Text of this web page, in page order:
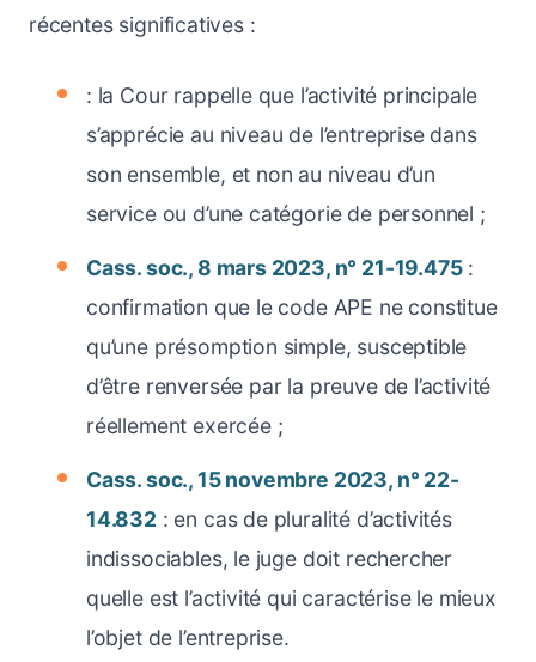
récentes significatives :
: la Cour rappelle que l’activité principale
s’apprécie au niveau de l’entreprise dans
son ensemble, et non au niveau d’un
service ou d’une catégorie de personnel ;
Cass. soc., 8 mars 2023, n° 21-19.475:
confirmation que le code APE ne constitue
qu’une présomption simple, susceptible
d’être renversée par la preuve de l’activité
réellement exercée ;
Cass. soc., 15 novembre 2023, n° 22-
14.832: en cas de pluralité d’activités
indissociables, le juge doit rechercher
quelle est l’activité qui caractérise le mieux
l’objet de l’entreprise.